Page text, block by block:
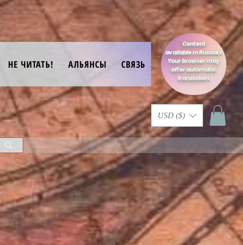
НЕ ЧИТАТЬ! АЛЬЯНСЫ СВЯЗЬ
Content
available in Russian.
Your browser may
offer automatic
translation.
USD ($)